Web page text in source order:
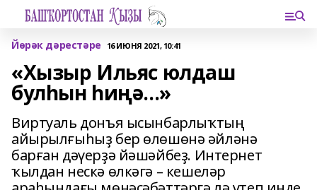
Йөрәк дәрестәре 16 ИЮНЯ 2021, 10:41
«Хызыр Ильяс юлдаш
булһын һиңә...»
Виртуаль донъя ысынбарлыҡтың
айырылғыһыҙ бер өлөшөнә әйләнә
барған дәүерҙә йәшәйбеҙ. Интернет
ҡылдан нескә өлкәгә – кешеләр